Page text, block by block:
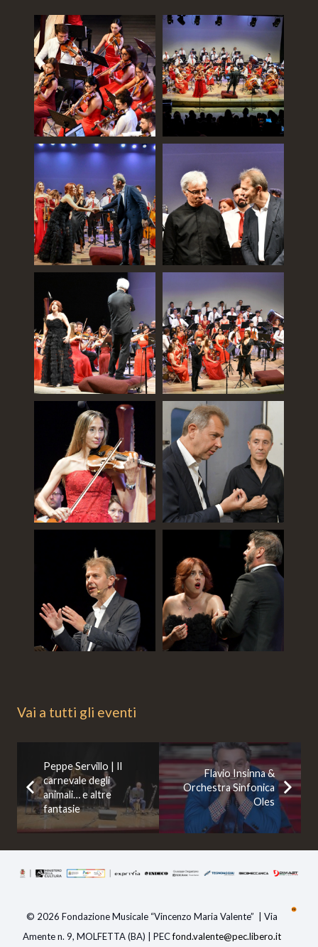
Vai a tutti gli eventi
Peppe Servillo | Il
carnevale degli
animali… e altre
fantasie
Flavio Insinna &
Orchestra Sinfonica
Oles
© 2026 Fondazione Musicale “Vincenzo Maria Valente” | Via
Amente n. 9, MOLFETTA (BA) | PECfond.valente@pec.libero.it